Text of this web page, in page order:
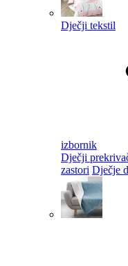
Dječji tekstil
izbornik
Dječji
zastori Dječje